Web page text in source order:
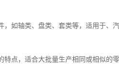
如轴类、盘类、套类等，适用于、
点，适合大批量生产相同或相似的